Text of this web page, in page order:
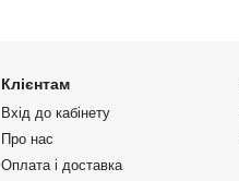
Клієнтам
Вхід до кабінету
Про нас
Оплата і доставка